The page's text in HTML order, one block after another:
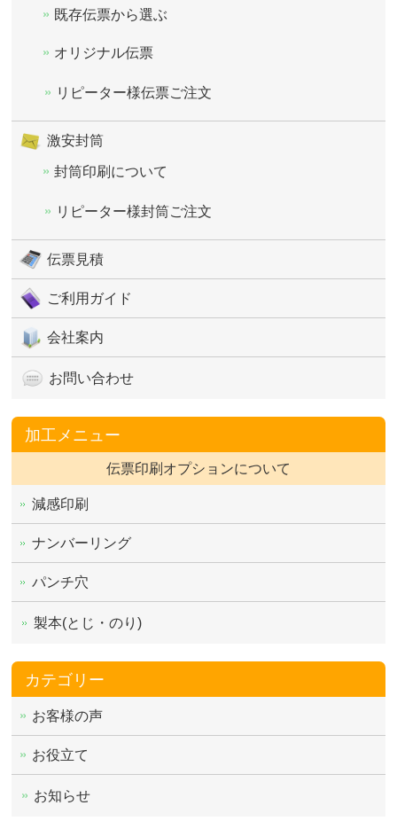
既存伝票から選ぶ
オリジナル伝票
リピーター様伝票ご注文
激安封筒
封筒印刷について
リピーター様封筒ご注文
伝票見積
ご利用ガイド
会社案内
お問い合わせ
加工メニュー
伝票印刷オプションについて
減感印刷
ナンバーリング
パンチ穴
製本(とじ・のり)
カテゴリー
お客様の声
お役立て
お知らせ